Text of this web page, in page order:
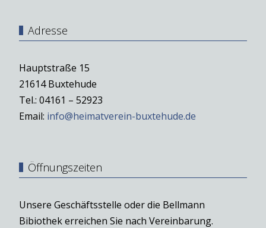
Adresse
Hauptstraße 15
21614 Buxtehude
Tel.: 04161 – 52923
Email: info@heimatverein-buxtehude.de
Öffnungszeiten
Unsere Geschäftsstelle oder die Bellmann
Bibiothek erreichen Sie nach Vereinbarung.